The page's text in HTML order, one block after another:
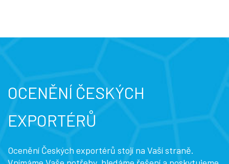
OCENĚNÍ ČESKÝCH
EXPORTÉRŮ
Ocenění Českých exportérů stojí na Vaší straně.